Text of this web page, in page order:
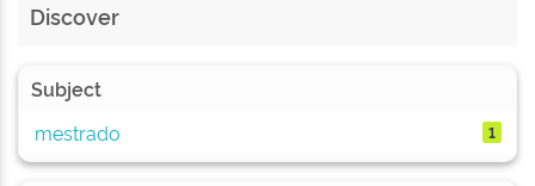
Discover
Subject
mestrado
1